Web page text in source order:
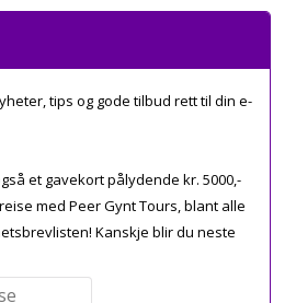
tips og gode tilbud rett til din e-
et gavekort pålydende kr. 5000,-
med Peer Gynt Tours, blant alle
Kanskje blir du neste